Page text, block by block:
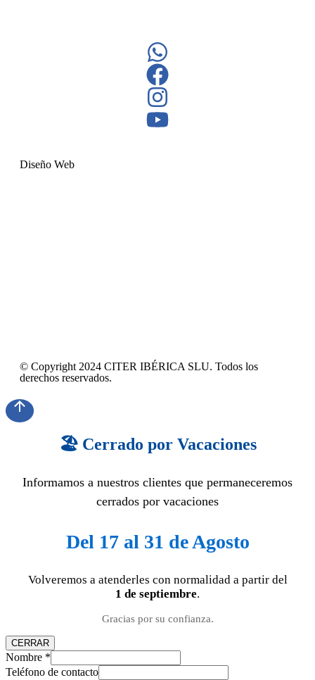
© Copyright 2024 CITER IBÉRICA SLU. Todos los
derechos reservados.
Diseño Web
🏖️ Cerrado por Vacaciones
Informamos a nuestros clientes que permaneceremos
cerrados por vacaciones
Del 17 al 31 de Agosto
Volveremos a atenderles con normalidad a partir del
1 de septiembre.
Gracias por su confianza.
CERRAR
Nombre *
Teléfono de contacto